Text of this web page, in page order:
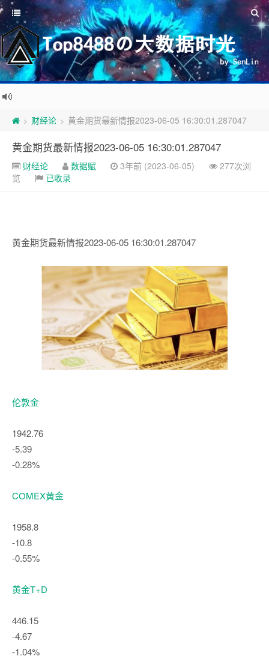
> 财经论 > 黄金期货最新情报2023-06-05 16:30:01.287047
黄金期货最新情报2023-06-05 16:30:01.287047
财经论 数据赋 3年前 (2023-06-05)
277次浏
览
已收录
黄金期货最新情报2023-06-05 16:30:01.287047
伦敦金
1942.76
-5.39
-0.28%
COMEX黄金
1958.8
-10.8
-0.55%
黄金T+D
446.15
-4.67
-1.04%